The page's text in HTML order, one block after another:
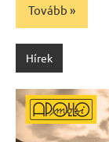
Tovább
Hírek